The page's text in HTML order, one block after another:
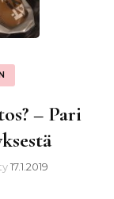
– Pari
17.1.2019